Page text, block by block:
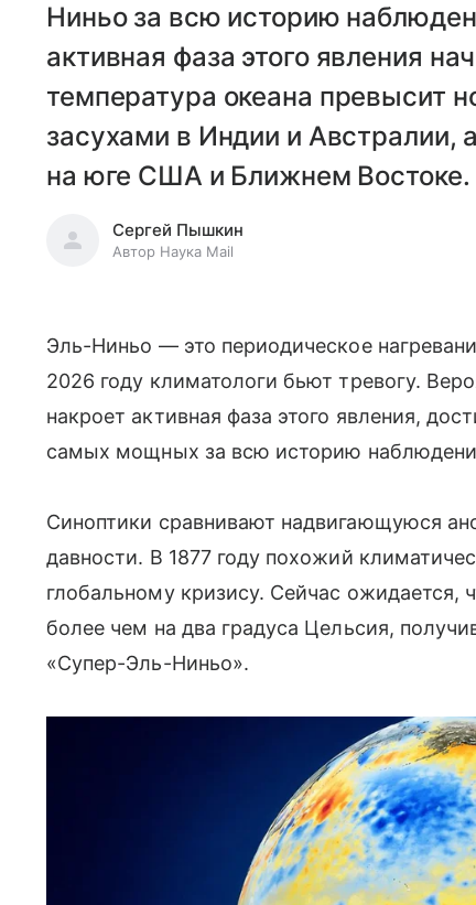
Ниньо за всю историю
активная фаза этого явления
температура океана превысит
засухами в Индии и
на юге США и Ближнем Востоке.
Сергей Пышкин
Автор Наука Mail
Эль-Ниньо — это периодическое
2026 году климатологи бьют тревогу.
накроет активная фаза этого явления,
самых мощных за всю историю
Синоптики сравнивают надвигающуюся
давности. В 1877 году похожий
глобальному кризису. Сейчас ожидается,
более чем на два градуса Цельсия,
«Супер-Эль-Ниньо».